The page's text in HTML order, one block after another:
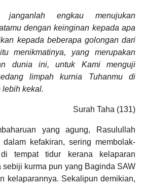
janganlah engkau menujukan
dengan keinginan kepada apa
kepada beberapa golongan dari
menikmatinya, yang merupakan
dunia ini, untuk Kami menguji
limpah kurnia Tuhanmu di
lebih kekal.
Surah Taha (131)
yang agung, Rasulullah
kefakiran, sering membolak-
tempat tidur kerana kelaparan
kurma pun yang Baginda SAW
kelaparannya. Sekalipun demikian,